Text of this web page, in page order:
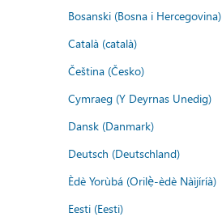
Bosanski (Bosna i Hercegovina)
Català (català)
Čeština (Česko)
Cymraeg (Y Deyrnas Unedig)
Dansk (Danmark)
Deutsch (Deutschland)
Èdè Yorùbá (Orilẹ̀-èdè Nàìjíríà)
Eesti (Eesti)